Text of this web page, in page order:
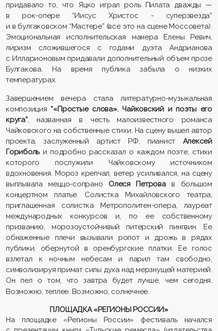
придавало то, что Яцко играл роль Пилата дважды —
в рок-опере “Иисус Христос - суперзвезда”
и в булгаковском “Мастере” (все это на сцене Моссовета).
Эмоциональная исполнительская манера Елены Ревич,
лиризм сложившегося с годами дуэта Андрианова
с Илларионовым придавали дополнительный объем прозе
Булгакова. На время публика забыла о низких
температурах.
Завершением вечера стала литературно-музыкальная
композиция “«Простые слова». Чайковский и поэты его
круга”, названная в честь малоизвестного романса
Чайковского на собственные стихи. На сцену вышел автор
проекта, заслуженный артист РФ, пианист Алексей
Горибольи подробно рассказал о каждом поэте, стихи
которого послужили Чайковскому источником
вдохновения. Мороз крепчал, ветер усиливался, на сцену
выплывала меццо-сопрано Олеся Петровав большом
концертном платье. Солистка Михайловского театра,
приглашенная солистка Метрополитен-опера, лауреат
международных конкурсов и, по ее собственному
призванию, морозоустойчивый питерский пингвин. Ее
обнаженные плечи вызывали ропот и дрожь в рядах
публики, обернутой в оренбургские платки. Ее голос
взлетал к ночным небесам и парил там свободно,
символизируя примат силы духа над мерзнущей материей.
Он пел о том, что завтра будет лучше, чем сегодня.
Возможно, теплее. Возможно, солнечнее.
ПЛОЩАДКА «РЕГИОНЫ РОССИИ»
На площадке «Регионы России» фестиваль начался